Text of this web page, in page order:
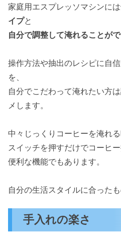
家庭用エスプレッソマシンには
イプと
自分で調整して淹れることが
操作方法や抽出のレシピに自
を、
自分でこだわって淹れたい方
メします。
中々じっくりコーヒーを淹れ
スイッチを押すだけでコーヒ
便利な機能でもあります。
自分の生活スタイルに合った
手入れの楽さ